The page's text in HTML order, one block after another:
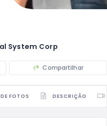
System Corp
Compartilhar
FOTOS DESCRIÇÃO